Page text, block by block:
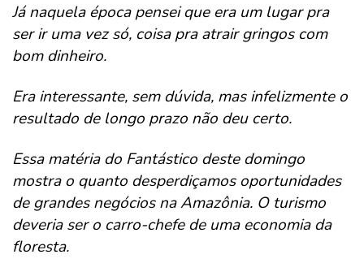
Já naquela época pensei que era um lugar pra
ser ir uma vez só, coisa pra atrair gringos com
bom dinheiro.
Era interessante, sem dúvida, mas infelizmente o
resultado de longo prazo não deu certo.
Essa matéria do Fantástico deste domingo
mostra o quanto desperdiçamos oportunidades
de grandes negócios na Amazônia. O turismo
deveria ser o carro-chefe de uma economia da
floresta.